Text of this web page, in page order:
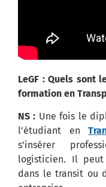
LeGF : Quels sont
formation en
NS : Une fois le
l’étudiant en
s’insérer
logisticien. Il peut
dans le transit ou